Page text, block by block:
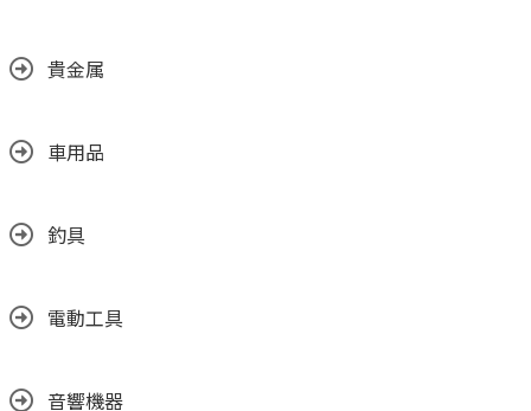
貴金属
車用品
釣具
電動工具
音響機器